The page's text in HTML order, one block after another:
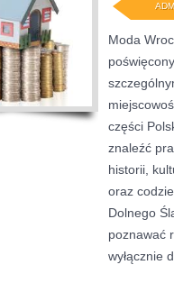
Moda
części
znaleźć
historii,
oraz
Dolnego
poznawać
wyłącznie